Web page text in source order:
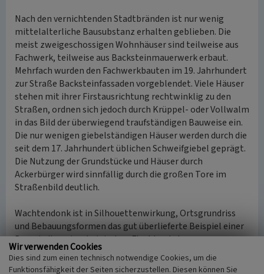
Nach den vernichtenden Stadtbränden ist nur wenig
mittelalterliche Bausubstanz erhalten geblieben. Die
meist zweigeschossigen Wohnhäuser sind teilweise aus
Fachwerk, teilweise aus Backsteinmauerwerk erbaut.
Mehrfach wurden den Fachwerkbauten im 19. Jahrhundert
zur Straße Backsteinfassaden vorgeblendet. Viele Häuser
stehen mit ihrer Firstausrichtung rechtwinklig zu den
Straßen, ordnen sich jedoch durch Krüppel- oder Vollwalm
in das Bild der überwiegend traufständigen Bauweise ein.
Die nur wenigen giebelständigen Häuser werden durch die
seit dem 17. Jahrhundert üblichen Schweifgiebel geprägt.
Die Nutzung der Grundstücke und Häuser durch
Ackerbürger wird sinnfällig durch die großen Tore im
Straßenbild deutlich.
Wachtendonk ist in Silhouettenwirkung, Ortsgrundriss
und Bebauungsformen das gut überlieferte Beispiel einer
Burgsiedlung im rheinischen Flachland, dessen
Anschaulichkeit nur durch die im Aufriss nicht mehr
vorhandene Burg gegenüber vergleichbaren Orten (Linn,
Wir verwenden Cookies
Dies sind zum einen technisch notwendige Cookies, um die
Funktionsfähigkeit der Seiten sicherzustellen. Diesen können Sie